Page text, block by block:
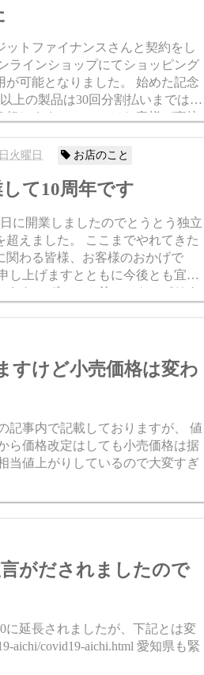
ットファイナンスさんと契約をし
ラインショップにてショッピング
が可能となりました。 始めた記念
上の製品は30回分割払いまでは金
担します。 ローンはお客様が直接
ットファイナンスさんと契約をし
ので...
火曜日 お店のこと
て10周年です
に開業しましたのでとうとう独立
超えました。 ここまでやれてきた
関わる皆様、お客様のおかげで
し上げますとともに今後とも宜し
ます。 ずいぶん前にメトロポリタ
すけど小売価格は変わ
記事内で記載しておりますが、 値
ら価格改定はしても小売価格は据
当値上がりしているので大変すぎ
がだされましたので
に延長されましたが、下記とは変
aichi/covid19-aichi.html 愛知県も緊